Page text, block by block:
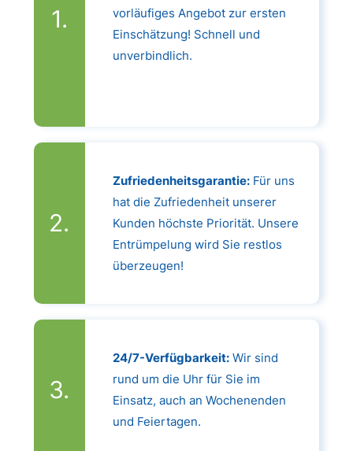
vorläufiges Angebot zur ersten
Einschätzung! Schnell und
unverbindlich.
Zufriedenheitsgarantie:Für uns
hat die Zufriedenheit unserer
Kunden höchste Priorität. Unsere
Entrümpelung wird Sie restlos
überzeugen!
24/7-Verfügbarkeit:Wir sind
rund um die Uhr für Sie im
Einsatz, auch an Wochenenden
und Feiertagen.